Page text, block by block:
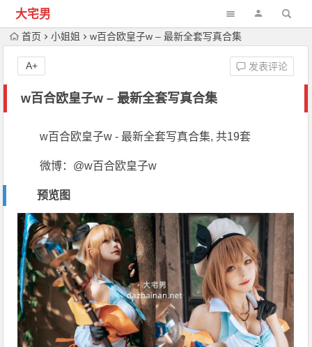
大宅男
首页 小姐姐 w百合欧皇子w – 最新全套写真合集
w百合欧皇子w – 最新全套写真合集
发表评论
A+
w百合欧皇子w - 最新全套写真合集, 共19套
微博：@w百合欧皇子w
预览图